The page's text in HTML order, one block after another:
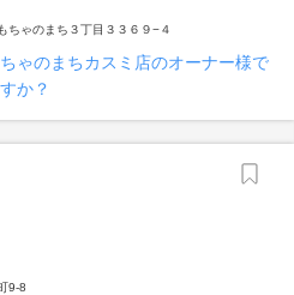
ちゃのまち３丁目３３６９−４
ゃのまちカスミ店のオーナー様で
すか？
9-8